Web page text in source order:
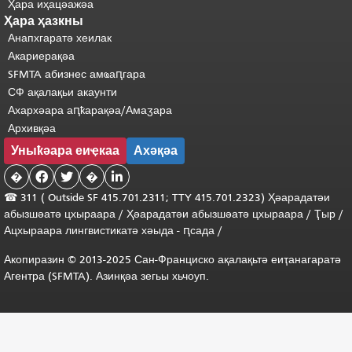
Ҳара иҳацәажәа
Ҳара ҳазкны
Анапхгаратә хеилак
Акариерақәа
SFMTA абизнес амҩаԥгара
СФ ақалақьи акаунти
Ахархәара аԥҟарақәа/Амаӡара
Архивқәа
Уныҟәара еиҿкаа Ахәқәа
�   � 
☎ 311 ( Outside SF 415.701.2311; TTY 415.701.2323) Ҳәарадатәи
абызшәатә цхыраара / Ҳәарадатәи абызшәатә цхыраара / Ҭыр /
Ацхыраара лингвистикатә хәыда - ԥсада /
Акопиразин © 2013-2025 Сан-Франциско ақалақьтә еиҭанагаратә
Агентра (SFMTA). Азинқәа зегьы хьчоуп.